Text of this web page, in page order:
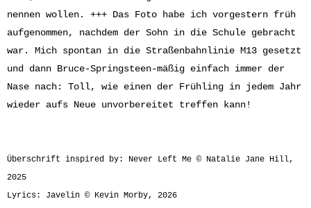
nennen wollen. +++ Das Foto habe ich vorgestern früh
aufgenommen, nachdem der Sohn in die Schule gebracht
war. Mich spontan in die Straßenbahnlinie M13 gesetzt
und dann Bruce-Springsteen-mäßig einfach immer der
Nase nach: Toll, wie einen der Frühling in jedem Jahr
wieder aufs Neue unvorbereitet treffen kann!
Überschrift inspired by: Never Left Me © Natalie Jane Hill,
2025
Lyrics: Javelin © Kevin Morby, 2026